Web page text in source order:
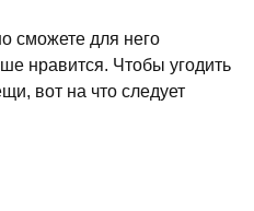
сможете для него
нравится. Чтобы угодить
вот на что следует